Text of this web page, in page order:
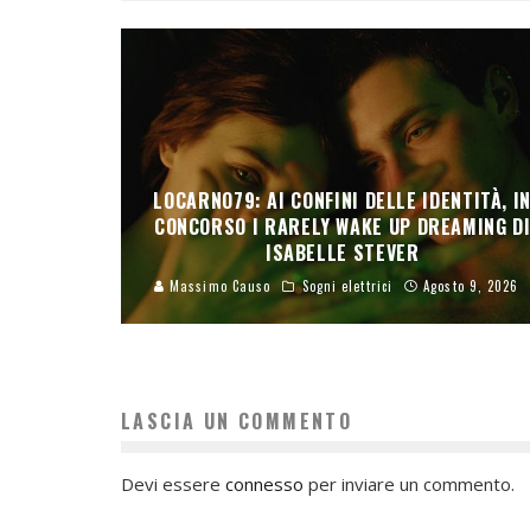
LOCARNO79: AI CONFINI DELLE IDENTITÀ, IN
CONCORSO I RARELY WAKE UP DREAMING DI
ISABELLE STEVER
Massimo Causo Sogni elettrici Agosto 9, 2026
LASCIA UN COMMENTO
Devi essere connesso per inviare un commento.